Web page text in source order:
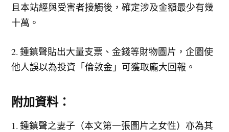
且本站經與受害者接觸後，確定涉及金額最少有幾
十萬。
2. 鍾鎮聲貼出大量支票、金錢等財物圖片，企圖使
他人誤以為投資「倫敦金」可獲取龐大回報。
附加資料：
1. 鍾鎮聲之妻子（本文第一張圖片之女性）亦為其